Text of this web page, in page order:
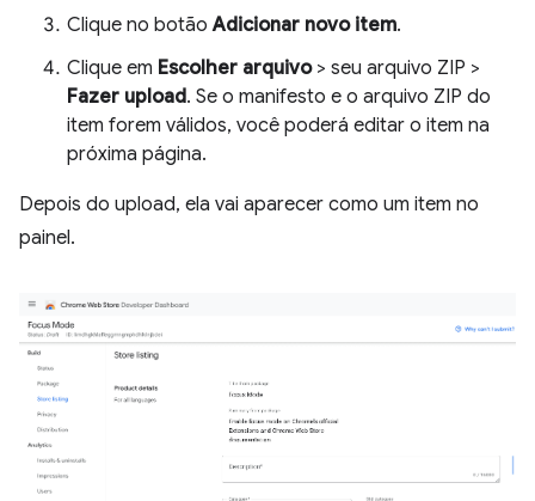
Clique no botãoAdicionar novo item.
Clique em Escolher arquivo> seu arquivo ZIP >
Fazer upload. Se o manifesto e o arquivo ZIP do
item forem válidos, você poderá editar o item na
próxima página.
Depois do upload, ela vai aparecer como um item no
painel.